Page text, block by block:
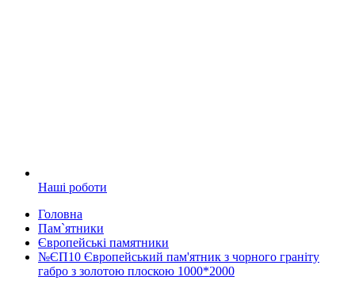
Наші роботи
Головна
Пам`ятники
Європейські памятники
№ЄП10 Європейський пам'ятник з чорного граніту
габро з золотою плоскою 1000*2000